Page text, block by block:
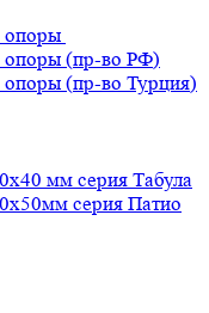
опоры
опоры (пр-во РФ)
опоры (пр-во Турция)
мм серия Табула
серия Патио